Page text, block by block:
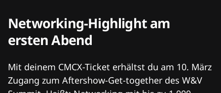
Networking-Highlight am
ersten Abend
Mit deinem CMCX-Ticket erhältst du am 10. März
Zugang zum Aftershow-Get-together des W&V